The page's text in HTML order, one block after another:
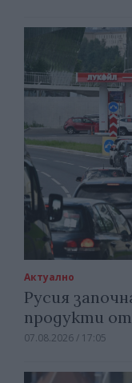
Актуално
Русия
продукти
07.08.2026 / 17:05